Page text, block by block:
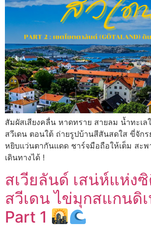
สัมผัสเสียงคลื่น หาดทราย สายลม น้ำทะเล
สวีเดน ตอนใต้ ถ่ายรูปบ้านสีสันสดใส ขี่จัก
หยิบแว่นตากันแดด ชาร์จมือถือให้เต็ม สะพ
เดินทางได้ !
สเวียลันด์ เสน่ห์แห่ง
สวีเดน ไข่มุกสแกนดิเ
Part 1